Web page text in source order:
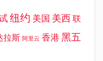
纽约 美国 美西 联
拉斯 阿里云 香港 黑五